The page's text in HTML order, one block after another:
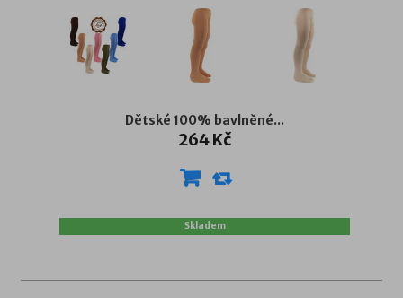
Dětské 100% bavlněné...
264 Kč
Skladem